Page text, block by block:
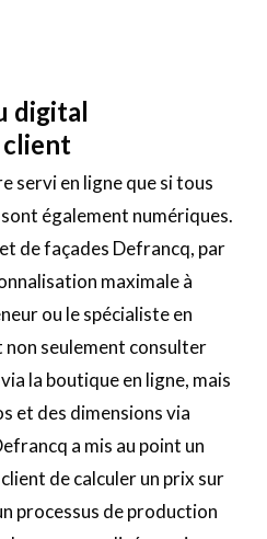
digital
client
servi en ligne que si tous
également numériques.
de façades Defrancq, par
maximale à
ou le spécialiste en
seulement consulter
la boutique en ligne, mais
et des dimensions via
a mis au point un
de calculer un prix sur
processus de production